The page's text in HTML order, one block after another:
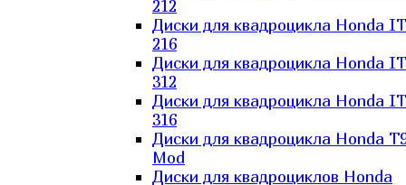
212
Диски для квадроцикла Honda
216
Диски для квадроцикла Honda
312
Диски для квадроцикла Honda
316
Диски для квадроцикла Honda
Mod
Диски для квадроциклов Honda